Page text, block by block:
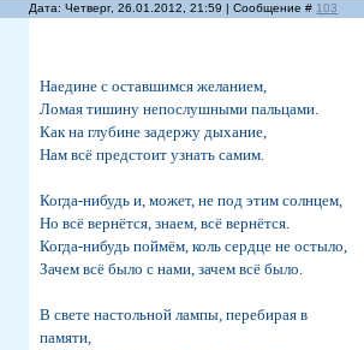
Дата: Четверг, 26.01.2012, 21:59 | Сообщение # 103
Наедине с оставшимся желанием,
Ломая тишину непослушными пальцами.
Как на глубине задержу дыхание,
Нам всё предстоит узнать самим.
Когда-нибудь и, может, не под этим солнцем,
Но всё вернётся, знаем, всё вернётся.
Когда-нибудь поймём, коль сердце не остыло,
Зачем всё было с нами, зачем всё было.
В свете настольной лампы, перебирая в
памяти,